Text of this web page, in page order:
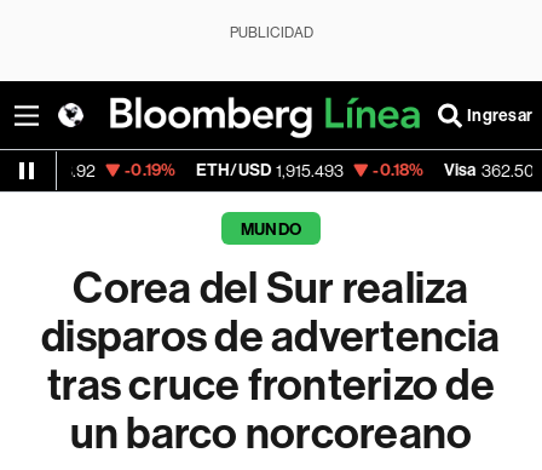
PUBLICIDAD
Ingresar
-0.19% ETH/USD 1,915.493 -0.18% Visa 362.50 -2.15%
MUNDO
Corea del Sur realiza
disparos de advertencia
tras cruce fronterizo de
un barco norcoreano